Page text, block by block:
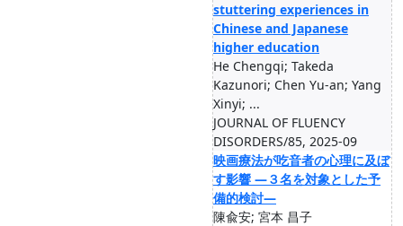
stuttering experiences in
Chinese and Japanese
higher education
He Chengqi; Takeda
Kazunori; Chen Yu-an; Yang
Xinyi; ...
JOURNAL OF FLUENCY
DISORDERS/85, 2025-09
映画療法が吃音者の心理に及ぼ
す影響 ―３名を対象とした予
備的検討―
陳兪安; 宮本 昌子